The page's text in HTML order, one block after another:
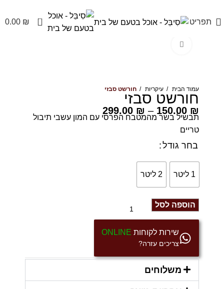
תפריט 0
0.00 ₪
עמוד הבית עיקריות חורשט סבזי
חורשט סבזי
150.00 ₪
–
299.00 ₪
תבשיל בשר מהמטבח הפרסי עם המון עשבי תיבול
טריים
בחר גודל
1 ליטר 2 ליטר
הוספה לסל
שירות לקוחות ONLINE
צריכים עזרה?
משלוחים